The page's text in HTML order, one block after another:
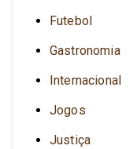
Futebol
Gastronomia
Internacional
Jogos
Justiça